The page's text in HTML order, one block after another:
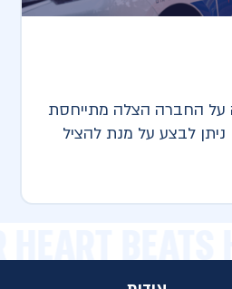
החברה​ הצלה מתייחסת
ניתן לבצע על מנת להציל